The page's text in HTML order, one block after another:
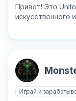
Привет! Это
искусственного
Играй и